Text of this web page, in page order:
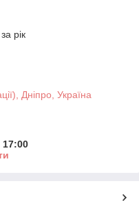
рік
Дніпро, Україна
17:00